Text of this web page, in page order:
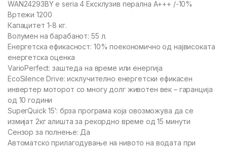
WAN24293BY e seria 4 Ексклузив перална А+++ /-10%
Вртежи 1200
Капацитет 1-8 кг.
Волумен на барабанот: 55 л.
Енергетска ефикасност: 10% поекономично од највисоката
енергетска оценка
VarioPerfect: заштеда на време или енергија
EcoSilence Drive: исклучително енергетски ефикасен
инвертер моторот со многу долг животен век – гаранција
од 10 години
SuperQuick 15′: брза програма која овозможува да се
измијат 2кг алишта за рекордно време од 15 минути
Сензор за полнење: Да
Автоматско прилагодување на нивото на водата при